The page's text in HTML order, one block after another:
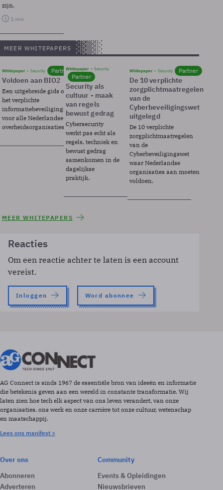
zijn.
1 min
MEER WHITEPAPERS
Whitepaper Security Partner
Voldoen aan BIO2
Een uitgebreide gids over BIO2,
het verplichte
informatiebeveiligingsframework
voor alle Nederlandse
overheidsorganisaties.
Whitepaper Security
Partner
Security als
cultuur - maak
van regels
bewust gedrag
Cybersecurity
werkt pas echt als
regels, techniek en
bewust gedrag
samenkomen in de
dagelijkse
praktijk.
Whitepaper Security Partner
De 10 verplichte
zorgplichtmaatregelen
van de
Cyberbeveiligingswet
uitgelegd
De 10 verplichte
zorgplichtmaatregelen
van de
Cyberbeveiligingswet
waar Nederlandse
organisaties aan moeten
voldoen.
MEER WHITEPAPERS
Reacties
Om een reactie achter te laten is een account
vereist.
Inloggen Word abonnee
AG Connect is sinds 1967 de essentiële bron van ideeën en informatie
die betekenis geven aan een wereld in constante transformatie. Wij
laten zien hoe tech elk aspect van ons leven verandert, van onze
organisaties, ons werk en onze carrière tot onze cultuur, wetenschap
en maatschappij.
Lees ons manifest >
Over ons
Abonneren
Adverteren
Community
Events & Opleidingen
Nieuwsbrieven